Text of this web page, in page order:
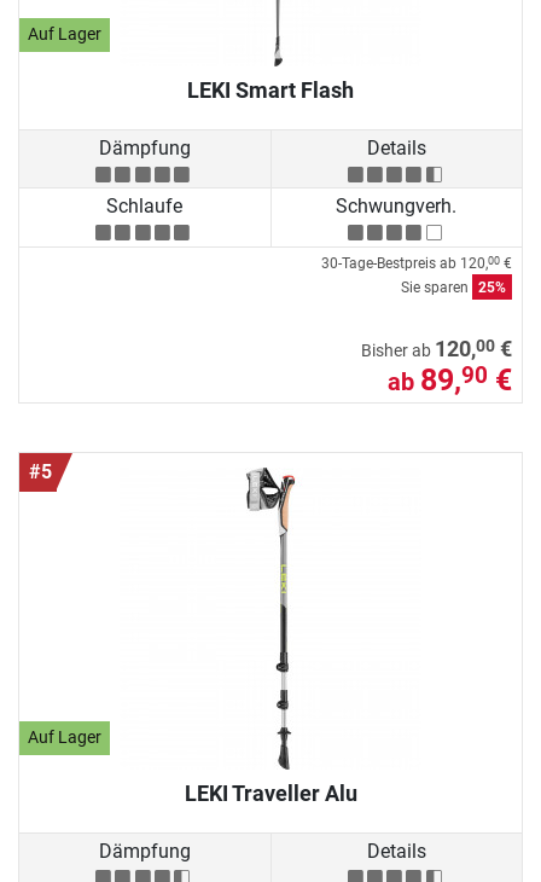
Auf Lager
LEKI Smart Flash
Dämpfung Details
Schlaufe Schwungverh.
30-Tage-Bestpreis ab 120,00 €
Sie sparen
25%
Bisher ab 120,00 €
ab 89,90 €
#5
Auf Lager
LEKI Traveller Alu
Dämpfung Details